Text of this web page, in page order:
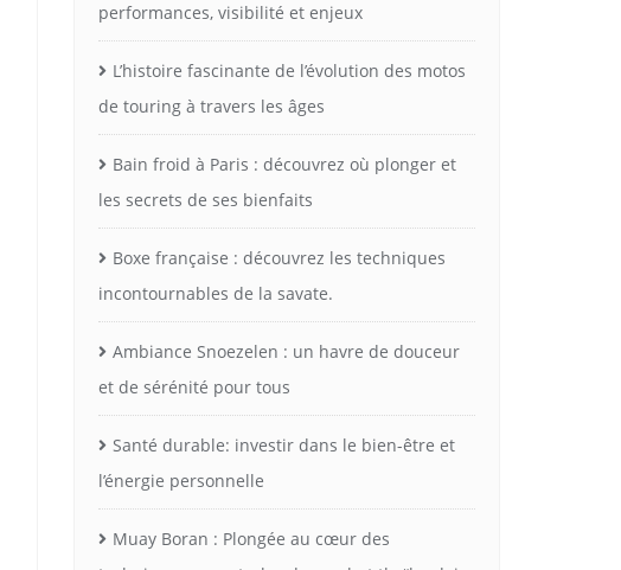
performances, visibilité et enjeux
L’histoire fascinante de l’évolution des motos
de touring à travers les âges
Bain froid à Paris : découvrez où plonger et
les secrets de ses bienfaits
Boxe française : découvrez les techniques
incontournables de la savate.
Ambiance Snoezelen : un havre de douceur
et de sérénité pour tous
Santé durable: investir dans le bien-être et
l’énergie personnelle
Muay Boran : Plongée au cœur des